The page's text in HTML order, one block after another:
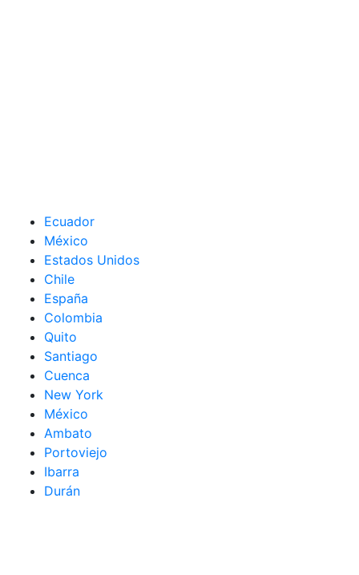
Ecuador
México
Estados Unidos
Chile
España
Colombia
Quito
Santiago
Cuenca
New York
México
Ambato
Portoviejo
Ibarra
Durán